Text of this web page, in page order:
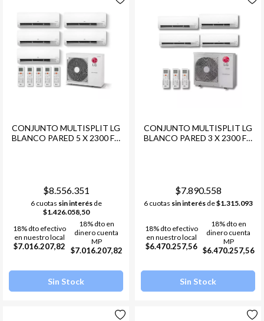
CONJUNTO MULTISPLIT LG
BLANCO PARED 5 X 2300 FG
$8.556.351
6 cuotas sin interésde
$1.426.058,50
18% dto efectivo
en nuestro local
$7.016.207,82
18% dto en
dinero cuenta
MP
$7.016.207,82
Sin Stock
CONJUNTO MULTISPLIT LG
BLANCO PARED 3 X 2300 FG
$7.890.558
6 cuotas sin interésde$1.315.093
18% dto efectivo
en nuestro local
$6.470.257,56
18% dto en
dinero cuenta
MP
$6.470.257,56
Sin Stock